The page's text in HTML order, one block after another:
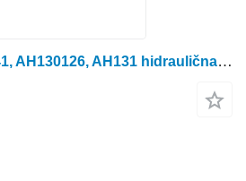
John Deere AH142441, AH130126, AH131 hidraulična pumpa za John Deere kombajna za žito